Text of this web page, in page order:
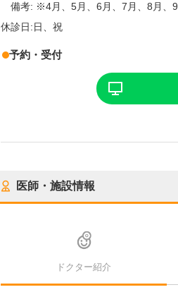
備考: ※4月、5月、6月、7月、8月、
休診日:日、祝
予約・受付
医師・施設情報
ドクター紹介